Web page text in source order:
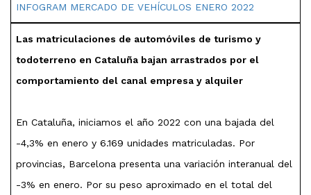
INFOGRAM MERCADO DE VEHÍCULOS ENERO 2022
Las matriculaciones de automóviles de turismo y
todoterreno en Cataluña bajan arrastrados por el
comportamiento del canal empresa y alquiler
En Cataluña, iniciamos el año 2022 con una bajada del
-4,3% en enero y 6.169 unidades matriculadas. Por
provincias, Barcelona presenta una variación interanual del
-3% en enero. Por su peso aproximado en el total del